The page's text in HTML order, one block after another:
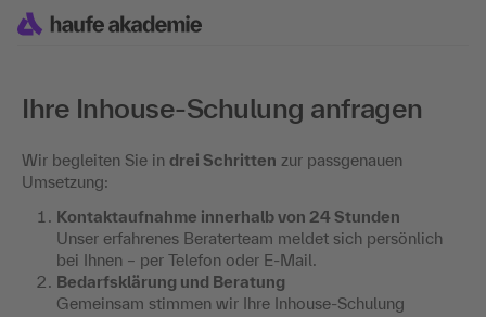
Ihre Inhouse-Schulung anfragen
Wir begleiten Sie in drei Schritten zur passgenauen
Umsetzung:
Kontaktaufnahme innerhalb von 24 Stunden
Unser erfahrenes Beraterteam meldet sich persönlich
bei Ihnen – per Telefon oder E-Mail.
Bedarfsklärung und Beratung
Gemeinsam stimmen wir Ihre Inhouse-Schulung